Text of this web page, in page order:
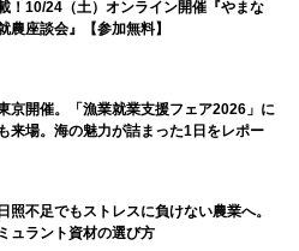
！10/24（土）オンライン開催『やまな
農座談会』【参加無料】
京開催。「漁業就業支援フェア2026」に
来場。海の魅力が詰まった1日をレポー
照不足でもストレスに負けない農業へ。
ュラント資材の選び方